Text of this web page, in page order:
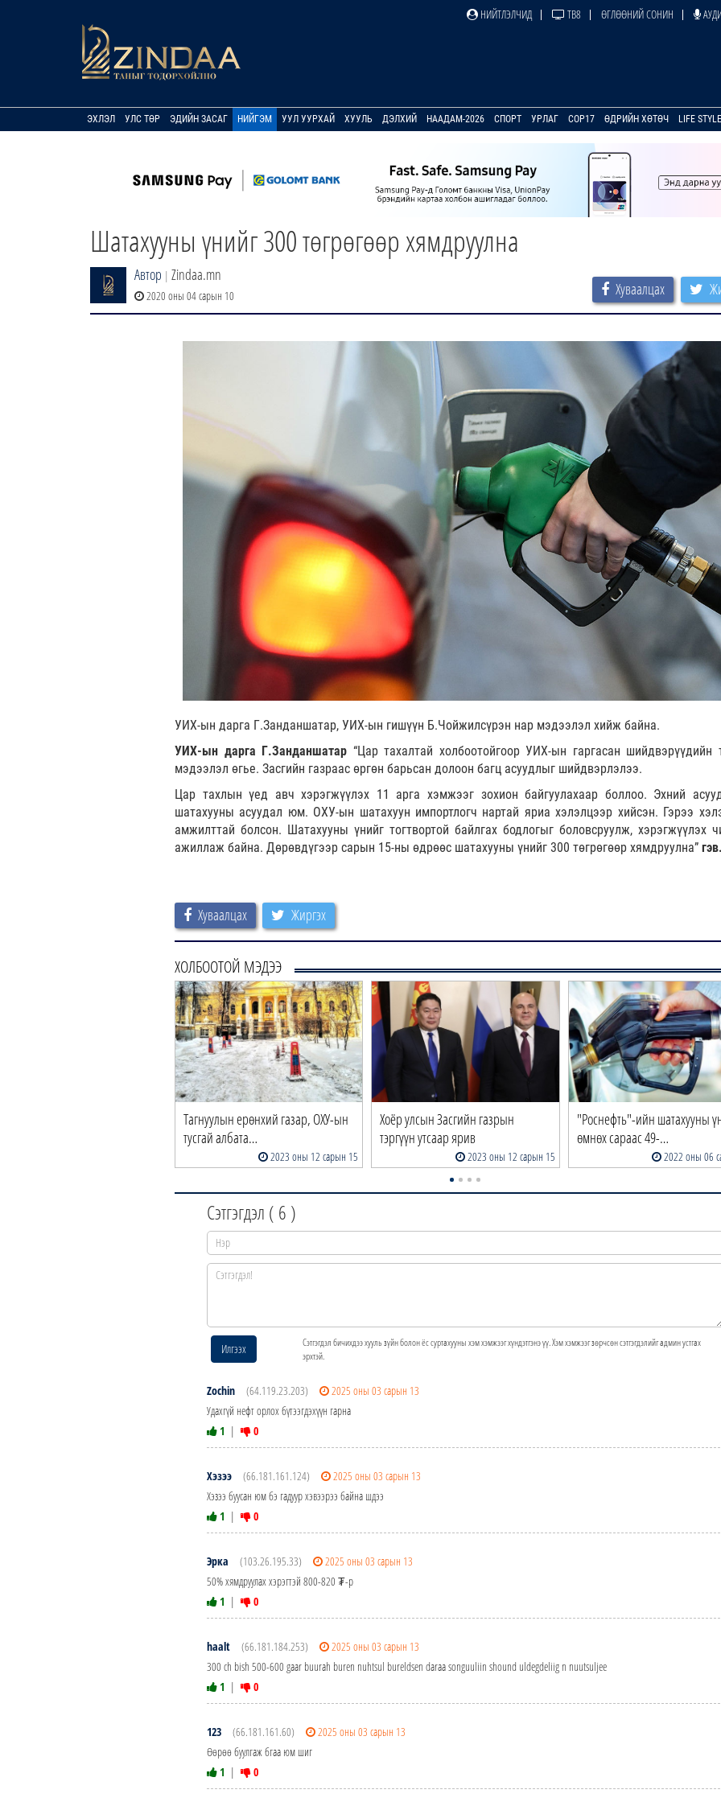
НИЙТЛЭЛЧИД ТВ8 ӨГЛӨӨНИЙ СОНИН
ЭХЛЭЛ УЛС ТӨР ЭДИЙН ЗАСАГ НИЙГЭМ УУЛ УУРХАЙ ХУУЛЬ ДЭЛХИЙ НААДАМ-2026 СПОРТ УРЛАГ COP17 ӨДРИЙН ХӨТӨЧ LIFE STYLE
Шатахууны үнийг 300 төгрөгөөр хямдруулна
Автор | Zindaa.mn
2020 оны 04 сарын 10 Хуваалцах
УИХ-ын дарга Г.Занданшатар, УИХ-ын гишүүн Б.Чойжилсүрэн нар мэдээлэл хийж байна.
УИХ-ын дарга Г.Занданшатар “Цар тахалтай холбоотойгоор УИХ-ын гаргасан шийдвэрүүдийн
мэдээлэл өгье. Засгийн газраас өргөн барьсан долоон багц асуудлыг шийдвэрлэлээ.
Цар тахлын үед авч хэрэгжүүлэх 11 арга хэмжээг зохион байгуулахаар боллоо. Эхний
шатахууны асуудал юм. ОХУ-ын шатахуун импортлогч нартай яриа хэлэлцээр хийсэн. Гэрээ
амжилттай болсон. Шатахууны үнийг тогтвортой байлгах бодлогыг боловсруулж, хэрэгжүүлэх
ажиллаж байна. Дөрөвдүгээр сарын 15-ны өдрөөс шатахууны үнийг 300 төгрөгөөр хямдруулна” гэв.
Хуваалцах Жиргэх
ХОЛБООТОЙ МЭДЭЭ
Тагнуулын ерөнхий газар, ОХУ-ын
тусгай албата…
2023 оны 12 сарын 15
Хоёр улсын Засгийн газрын
тэргүүн утсаар ярив
2023 оны 12 сарын 15
"Роснефть"-ийн шатахууны
өмнөх сараас 49-…
2022 оны 06
Сэтгэгдэл ( 6 )
Илгээх
Сэтгэгдэл бичихдээ хууль зүйн болон ёс суртахууны хэм хэмжээг хүндэтгэнэ үү. Хэм хэмжээг зөрчсөн сэтгэгдэлийг админ устгах
эрхтэй.
Zochin (64.119.23.203)
2025 оны 03 сарын 13
Удахгүй нефт орлох бүтээгдэхүүн гарна
1 | 0
Хэзээ (66.181.161.124)
2025 оны 03 сарын 13
Хэзээ буусан юм бэ гадуур хэвээрээ байна шдээ
1 | 0
Эрка (103.26.195.33)
2025 оны 03 сарын 13
50% хямдруулах хэрэгтэй 800-820 ₮-р
1 | 0
haalt (66.181.184.253)
2025 оны 03 сарын 13
300 ch bish 500-600 gaar buurah buren nuhtsul bureldsen daraa songuuliin shound uldegdeliig n nuutsuljee
1 | 0
123 (66.181.161.60)
2025 оны 03 сарын 13
Өөрөө буулгаж бгаа юм шиг
1 | 0